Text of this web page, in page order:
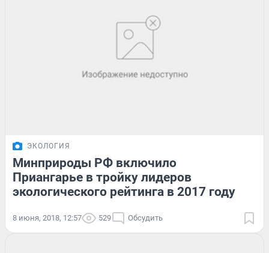
ЭКОЛОГИЯ
Минприроды РФ включило
Приангарье в тройку лидеров
экологического рейтинга в 2017 году
8 июня, 2018, 12:57 529 Обсудить